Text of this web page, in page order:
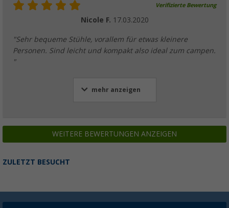
Verifizierte Bewertung
Nicole F. 17.03.2020
"Sehr bequeme Stühle, vorallem für etwas kleinere
Personen. Sind leicht und kompakt also ideal zum campen.
"
mehr anzeigen
WEITERE BEWERTUNGEN ANZEIGEN
ZULETZT BESUCHT